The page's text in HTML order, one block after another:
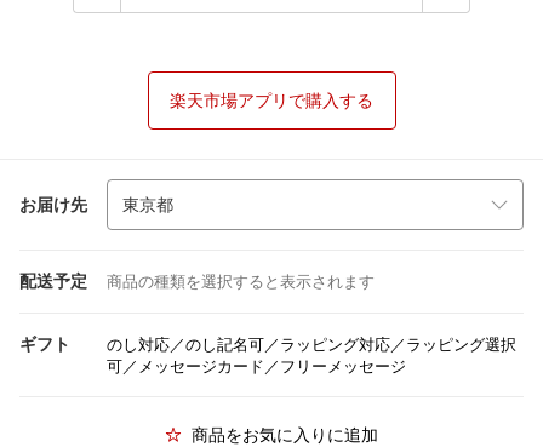
楽天市場アプリで購入する
お届け先
配送予定 商品の種類を選択すると表示されます
ギフト
のし対応／のし記名可／ラッピング対応／ラッピング選択
可／メッセージカード／フリーメッセージ
商品をお気に入りに追加